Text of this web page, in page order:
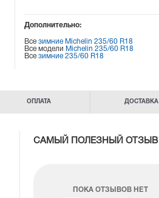
Дополнительно:
Всезимние Michelin 235/60 R18
Все модели Michelin 235/60 R18
Всезимние 235/60 R18
ОПЛАТА ДОСТАВКА
САМЫЙ ПОЛЕЗНЫЙ ОТЗЫВ
ПОКА ОТЗЫВОВ НЕТ